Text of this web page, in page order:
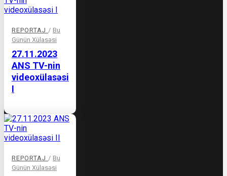
REPORTAJ / Bu
Günün Xülasəsi
27.11.2023
ANS TV-nin
videoxülasəsi
I
REPORTAJ / Bu
Günün Xülasəsi